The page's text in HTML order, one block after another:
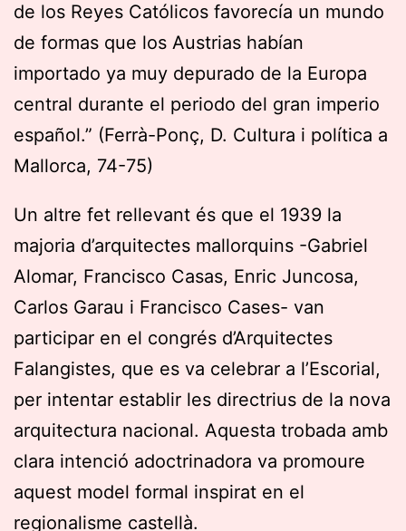
de los Reyes Católicos favorecía un mundo
de formas que los Austrias habían
importado ya muy depurado de la Europa
central durante el periodo del gran imperio
español.” (Ferrà-Ponç, D. Cultura i política a
Mallorca, 74-75)
Un altre fet rellevant és que el 1939 la
majoria d’arquitectes mallorquins -Gabriel
Alomar, Francisco Casas, Enric Juncosa,
Carlos Garau i Francisco Cases- van
participar en el congrés d’Arquitectes
Falangistes, que es va celebrar a l’Escorial,
per intentar establir les directrius de la nova
arquitectura nacional. Aquesta trobada amb
clara intenció adoctrinadora va promoure
aquest model formal inspirat en el
regionalisme castellà.